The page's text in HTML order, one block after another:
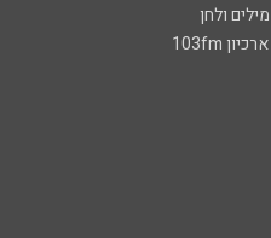
מילים ולחן
ארכיון 103fm